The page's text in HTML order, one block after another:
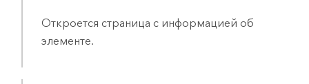
Откроется страница с информацией об
элементе.